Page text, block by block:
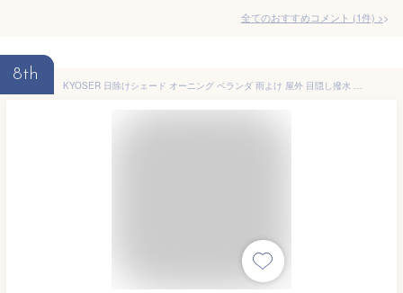
全てのおすすめコメント (1件) >
8th
KYOSER 日除けシェード オーニング ベランダ 雨よけ 屋外 目隠し撥水 シェード 防水サンシェード 紫外線UVカット 強度UP 庭用タープ 遮熱 断熱用 デッキ簡単設置 固定ロープ 付属 (カーキ, 2×2m)